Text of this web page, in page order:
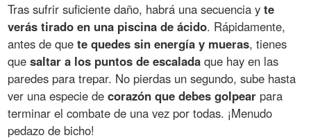
Tras sufrir suficiente daño, habrá una secuencia yte
verás tirado en una piscina de ácido. Rápidamente,
antes de quete quedes sin energía y mueras, tienes
quesaltar a los puntos de escalada que hay en las
paredes para trepar. No pierdas un segundo, sube hasta
ver una especie decorazón que debes golpear para
terminar el combate de una vez por todas. ¡Menudo
pedazo de bicho!